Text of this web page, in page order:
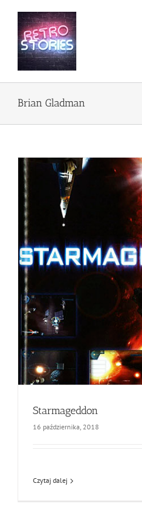
zawartości
Brian Gladman
Starmageddon
16 października, 2018
Czytaj dalej